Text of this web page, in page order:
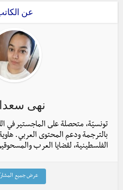
عن
نهى
تونسيّة، متحصلة على الماجستير في
بالترجمة ودعم المحتوى العربي.
الفلسطينية، لقضايا العرب
عرض جميع